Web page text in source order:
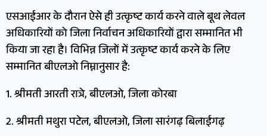
एसआईआर के दौरान ऐसे ही उत्कृष्ट कार्य करने वाले बूथ लेवल
अधिकारियों को जिला निर्वाचन अधिकारियों द्वारा सम्मानित भी
किया जा रहा है। विभिन्न जिलों में उत्कृष्ट कार्य करने के लिए
सम्मानित बीएलओ निम्नानुसार है:
1. श्रीमती आरती रात्रे, बीएलओ, जिला कोरबा
2. श्रीमती मथुरा पटेल, बीएलओ, जिला सारंगढ़ बिलाईगढ़